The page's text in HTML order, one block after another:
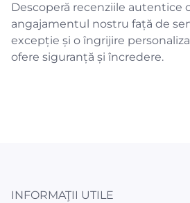
Descoperă recenziile autentice
angajamentul nostru față de
excepție și o îngrijire
ofere siguranță și încredere.
INFORMAŢII UTILE